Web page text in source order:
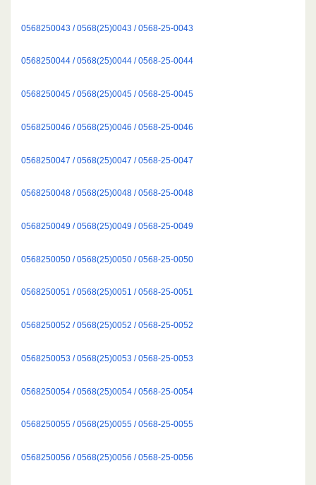
0568250043 / 0568(25)0043 / 0568-25-0043
0568250044 / 0568(25)0044 / 0568-25-0044
0568250045 / 0568(25)0045 / 0568-25-0045
0568250046 / 0568(25)0046 / 0568-25-0046
0568250047 / 0568(25)0047 / 0568-25-0047
0568250048 / 0568(25)0048 / 0568-25-0048
0568250049 / 0568(25)0049 / 0568-25-0049
0568250050 / 0568(25)0050 / 0568-25-0050
0568250051 / 0568(25)0051 / 0568-25-0051
0568250052 / 0568(25)0052 / 0568-25-0052
0568250053 / 0568(25)0053 / 0568-25-0053
0568250054 / 0568(25)0054 / 0568-25-0054
0568250055 / 0568(25)0055 / 0568-25-0055
0568250056 / 0568(25)0056 / 0568-25-0056